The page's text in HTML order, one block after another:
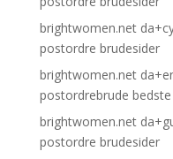
brightwomen.net
postordre brudesider
brightwomen.net
postordrebrude
brightwomen.net
postordre brudesider